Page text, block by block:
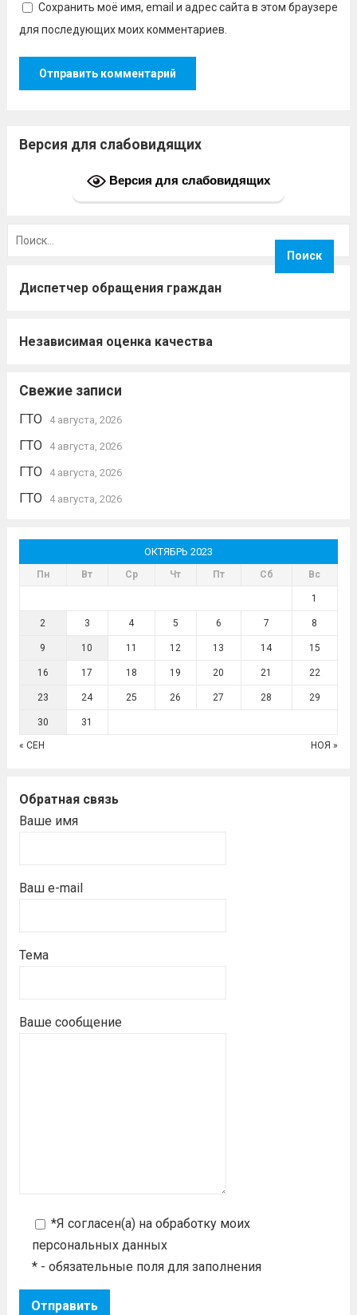
Сохранить моё имя, email и адрес сайта в этом браузере
для последующих моих комментариев.
Версия для слабовидящих
Версия для слабовидящих
Диспетчер обращения граждан
Независимая оценка качества
Свежие записи
ГТО 4 августа, 2026
ГТО 4 августа, 2026
ГТО 4 августа, 2026
ГТО 4 августа, 2026
ОКТЯБРЬ 2023
Пн Вт Ср Чт Пт Сб Вс
1
2 3 4 5 6 7 8
9 10 11 12 13 14 15
16 17 18 19 20 21 22
23 24 25 26 27 28 29
30 31
« СЕН НОЯ »
Обратная связь
Ваше имя
Ваш e-mail
Тема
Ваше сообщение
*Я согласен(а) на обработку моих
персональных данных
* - обязательные поля для заполнения